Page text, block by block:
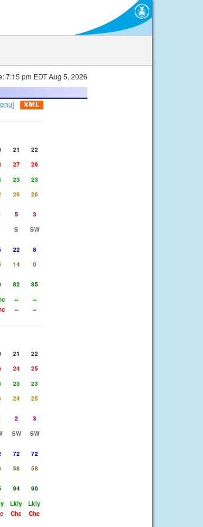
7:15 pm EDT Aug 5, 2026
21
22
27
26
23
23
29
26
5
3
S
SW
22
8
14
0
82
85
--
--
-- --
21
22
24
25
23
23
24
25
2
3
SW
SW
72
72
58
58
94
90
Lkly
Lkly
Chc Chc